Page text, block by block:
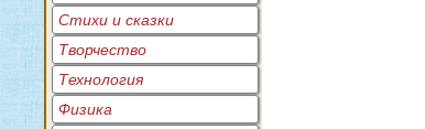
Стихи и сказки
Творчество
Технология
Физика